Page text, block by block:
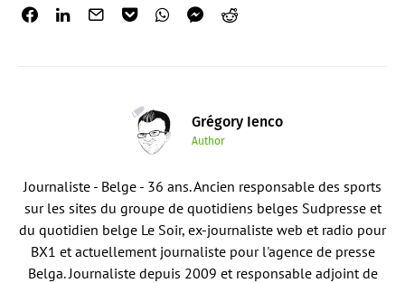
Grégory Ienco
Author
Journaliste - Belge - 36 ans. Ancien responsable des sports
sur les sites du groupe de quotidiens belges Sudpresse et
du quotidien belge Le Soir, ex-journaliste web et radio pour
BX1 et actuellement journaliste pour l'agence de presse
Belga. Journaliste depuis 2009 et responsable adjoint de